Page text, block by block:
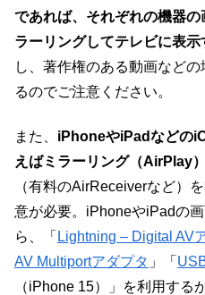
であれば、それぞれの機器
ラーリングしてテレビに表
し、著作権のある動画など
るのでご注意ください。
また、 iPhoneやiPadなどの
えばミラーリング（AirPlay
（有料のAirReceiverなど）
意が必要。iPhoneやiPadの
ら、「 Lightning – Digital AV
AV Multiportアダプタ 」「
（iPhone 15）」を利用する